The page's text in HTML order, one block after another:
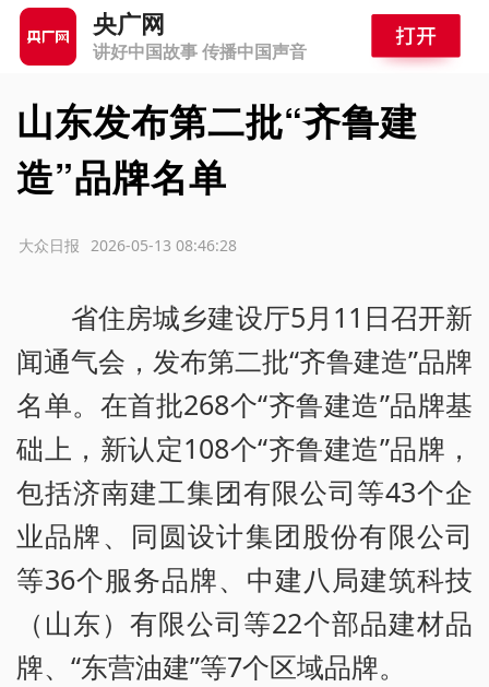
央广网
讲好中国故事 传播中国声音
山东发布第二批“齐鲁建
造”品牌名单
2026-05-13 08:46:28
大众日报
省住房城乡建设厅5月11日召开新
闻通气会，发布第二批“齐鲁建造”品牌
名单。在首批268个“齐鲁建造”品牌基
础上，新认定108个“齐鲁建造”品牌，
包括济南建工集团有限公司等43个企
业品牌、同圆设计集团股份有限公司
等36个服务品牌、中建八局建筑科技
（山东）有限公司等22个部品建材品
牌、“东营油建”等7个区域品牌。